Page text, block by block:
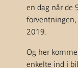
en dag når de
forventningen,
2019.
Og her
enkelte ind i